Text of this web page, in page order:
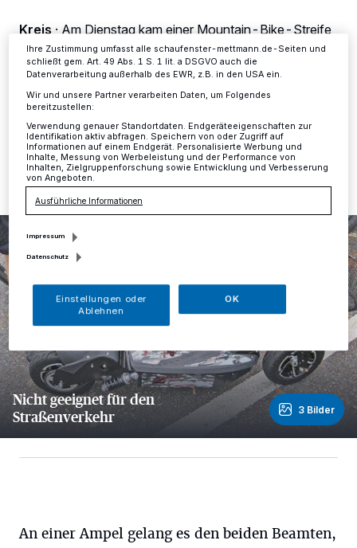
Kreis · Am Dienstag kam einer Mountain-Bike-Streife
des Verkehrsdienstes Mettmann an der Straße Trills in
Erkrath-Hochdahl eine Frau auf einem sogenannten
Electro-Scooter zügig entgegen.
28.07.2016 , 15:29 Uhr Eine Minute Lesezeit
Nicht geeignet für den
Straßenverkehr
3 Bilder
An einer Ampel gelang es den beiden Beamten,
Informationen finden Sie in unserer Datenschutzerklärung.
Ihre Zustimmung umfasst alle schaufenster-mettmann.de-Seiten und
schließt gem. Art. 49 Abs. 1 S. 1 lit. a DSGVO auch die
Datenverarbeitung außerhalb des EWR, z.B. in den USA ein.
Wir und unsere Partner verarbeiten Daten, um Folgendes
bereitzustellen:
Verwendung genauer Standortdaten. Endgeräteeigenschaften zur
Identifikation aktiv abfragen. Speichern von oder Zugriff auf
Informationen auf einem Endgerät. Personalisierte Werbung und
Inhalte, Messung von Werbeleistung und der Performance von
Inhalten, Zielgruppenforschung sowie Entwicklung und Verbesserung
von Angeboten.
Ausführliche Informationen
Impressum
Datenschutz
Einstellungen oder
Ablehnen
OK